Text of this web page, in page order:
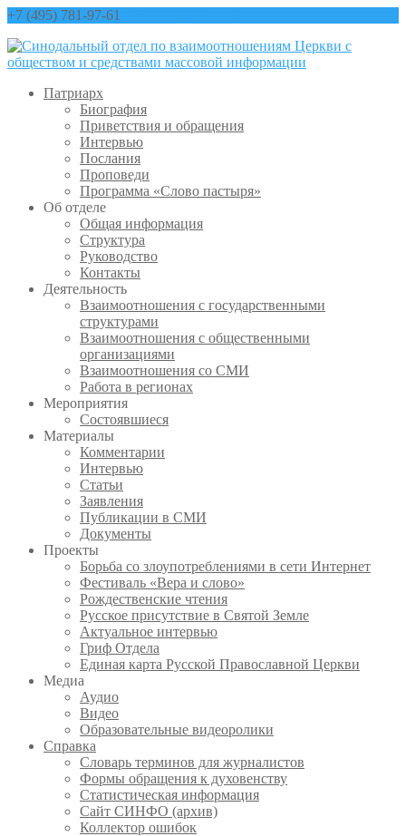
+7 (495) 781-97-61
Патриарх
Биография
Приветствия и обращения
Интервью
Послания
Проповеди
Программа «Слово пастыря»
Об отделе
Общая информация
Структура
Руководство
Контакты
Деятельность
Взаимоотношения с государственными
структурами
Взаимоотношения с общественными
организациями
Взаимоотношения со СМИ
Работа в регионах
Мероприятия
Состоявшиеся
Материалы
Комментарии
Интервью
Статьи
Заявления
Публикации в СМИ
Документы
Проекты
Борьба со злоупотреблениями в сети Интернет
Фестиваль «Вера и слово»
Рождественские чтения
Русское присутствие в Святой Земле
Актуальное интервью
Гриф Отдела
Единая карта Русской Православной Церкви
Медиа
Аудио
Видео
Образовательные видеоролики
Справка
Словарь терминов для журналистов
Формы обращения к духовенству
Статистическая информация
Сайт СИНФО (архив)
Коллектор ошибок